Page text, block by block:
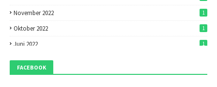
November 2022 1
Oktober 2022 1
Juni 2022 1
Mei 2022
April 2022 7
FACEBOOK